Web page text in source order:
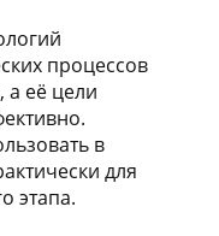
процессов
а её цели
в
для
этапа.